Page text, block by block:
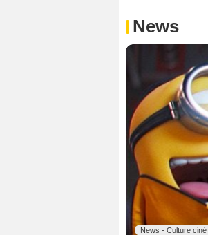
News
News - Culture ciné